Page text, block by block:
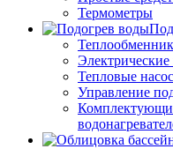
Термометры
Электрические
Тепловые
Управление